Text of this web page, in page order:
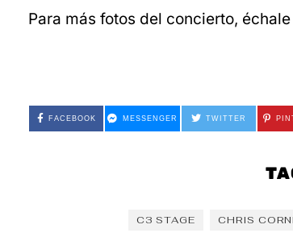
Para más fotos del concierto,
FACEBOOK MESSENGER TWITTER
C3 STAGE CHRIS